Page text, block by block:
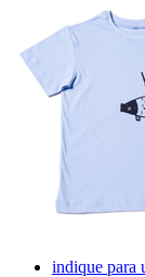
indique para